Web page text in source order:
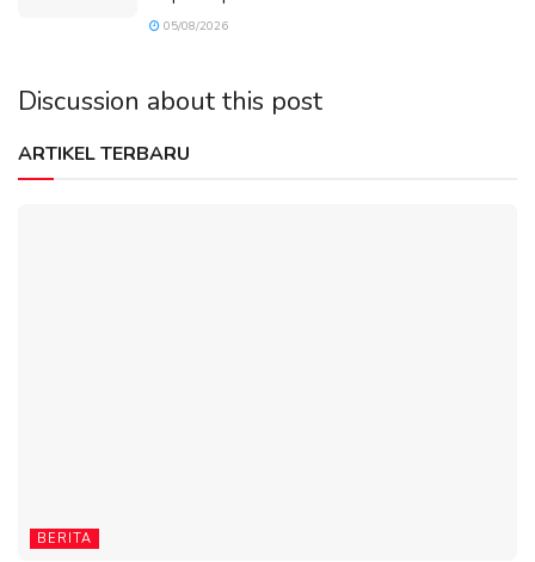
05/08/2026
Discussion about this post
ARTIKEL TERBARU
BERITA